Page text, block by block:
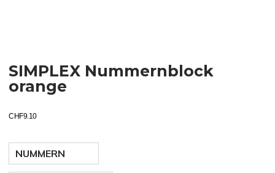
SIMPLEX Nummernblock
orange
CHF9.10
NUMMERN